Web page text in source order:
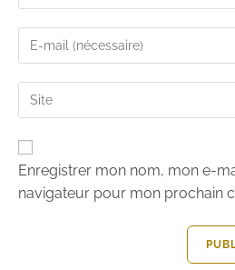
Enregistrer mon nom, mon e-
navigateur pour mon prochain